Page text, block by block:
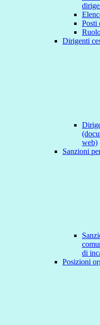
Posti
Dirigenti
web)
Sanzioni
di
Posizioni